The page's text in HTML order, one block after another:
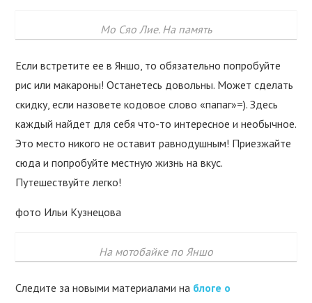
Мо Сяо Лие. На память
Если встретите ее в Яншо, то обязательно попробуйте
рис или макароны! Останетесь довольны. Может сделать
скидку, если назовете кодовое слово «папаг»=). Здесь
каждый найдет для себя что-то интересное и необычное.
Это место никого не оставит равнодушным! Приезжайте
сюда и попробуйте местную жизнь на вкус.
Путешествуйте легко!
фото Ильи Кузнецова
На мотобайке по Яншо
Следите за новыми материалами на блоге о